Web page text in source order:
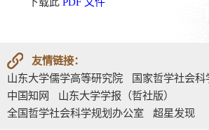
友情链接：
山东大学儒学高等研究院
国家哲学社会
中国知网
山东大学学报（哲社版）
全国哲学社会科学规划办公室
超星发现